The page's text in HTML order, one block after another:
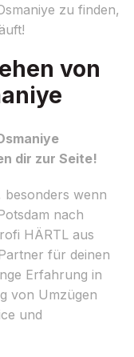
zu finden,
von
dir zur Seite!
besonders wenn
nach
HÄRTL aus
für deinen
Erfahrung in
von Umzügen
und